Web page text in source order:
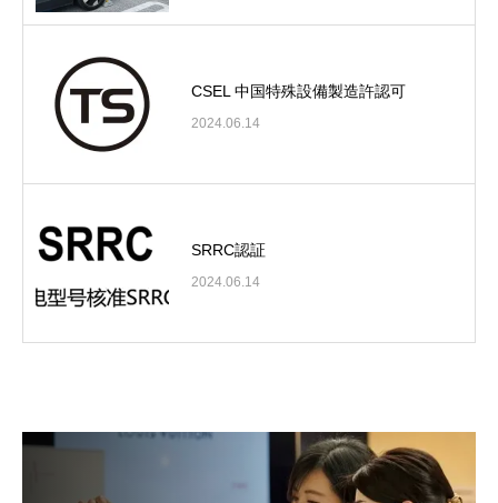
CSEL 中国特殊設備製造許認可
2024.06.14
SRRC認証
2024.06.14